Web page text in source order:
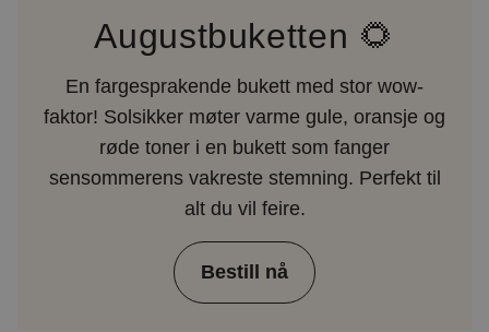
Augustbuketten 🌻
En fargesprakende bukett med stor wow-
faktor! Solsikker møter varme gule, oransje og
røde toner i en bukett som fanger
sensommerens vakreste stemning. Perfekt til
alt du vil feire.
Bestill nå